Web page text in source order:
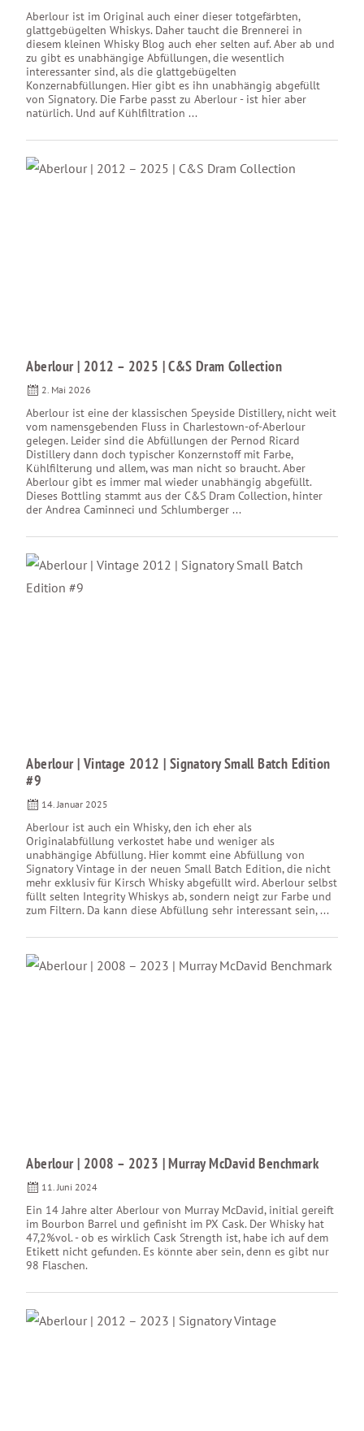
Aberlour ist im Original auch einer dieser totgefärbten,
glattgebügelten Whiskys. Daher taucht die Brennerei in
diesem kleinen Whisky Blog auch eher selten auf. Aber ab und
zu gibt es unabhängige Abfüllungen, die wesentlich
interessanter sind, als die glattgebügelten
Konzernabfüllungen. Hier gibt es ihn unabhängig abgefüllt
von Signatory. Die Farbe passt zu Aberlour - ist hier aber
natürlich. Und auf Kühlfiltration ...
Aberlour | 2012 – 2025 | C&S Dram Collection
2. Mai 2026
Aberlour ist eine der klassischen Speyside Distillery, nicht weit
vom namensgebenden Fluss in Charlestown-of-Aberlour
gelegen. Leider sind die Abfüllungen der Pernod Ricard
Distillery dann doch typischer Konzernstoff mit Farbe,
Kühlfilterung und allem, was man nicht so braucht. Aber
Aberlour gibt es immer mal wieder unabhängig abgefüllt.
Dieses Bottling stammt aus der C&S Dram Collection, hinter
der Andrea Caminneci und Schlumberger ...
Aberlour | Vintage 2012 | Signatory Small Batch Edition
#9
14. Januar 2025
Aberlour ist auch ein Whisky, den ich eher als
Originalabfüllung verkostet habe und weniger als
unabhängige Abfüllung. Hier kommt eine Abfüllung von
Signatory Vintage in der neuen Small Batch Edition, die nicht
mehr exklusiv für Kirsch Whisky abgefüllt wird. Aberlour selbst
füllt selten Integrity Whiskys ab, sondern neigt zur Farbe und
zum Filtern. Da kann diese Abfüllung sehr interessant sein, ...
Aberlour | 2008 – 2023 | Murray McDavid Benchmark
11. Juni 2024
Ein 14 Jahre alter Aberlour von Murray McDavid, initial gereift
im Bourbon Barrel und gefinisht im PX Cask. Der Whisky hat
47,2%vol. - ob es wirklich Cask Strength ist, habe ich auf dem
Etikett nicht gefunden. Es könnte aber sein, denn es gibt nur
98 Flaschen.